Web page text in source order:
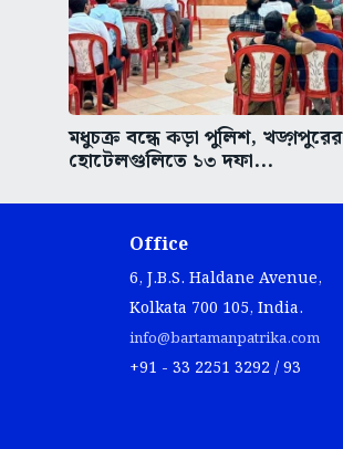
মধুচক্র বন্ধে কড়া পুলিশ, খড়্গপুরের
হোটেলগুলিতে ১৩ দফা...
Office
6, J.B.S. Haldane Avenue,
Kolkata 700 105, India.
info@bartamanpatrika.com
+91 - 33 2251 3292 / 93